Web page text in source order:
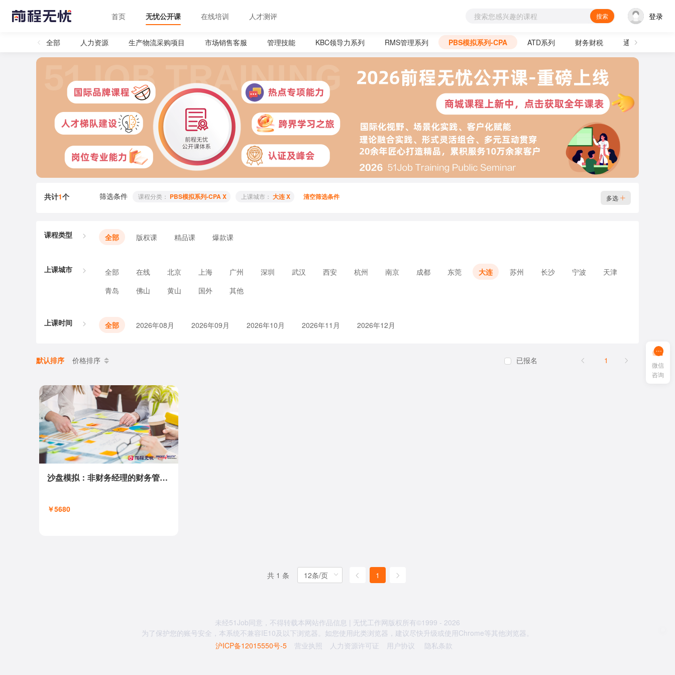
首页 无忧公开课 在线培训 人才测评 搜索 登录
全部 人力资源 生产物流采购项目 市场销售客服 管理技能 KBC领导力系列 RMS管理系列 PBS模拟系列-CPA ATD系列 财务财税 通用技能
共计1个 筛选条件 课程分类： PBS模拟系列-CPA X 上课城市： 大连 X 清空筛选条件 多选
课程类型 全部 版权课 精品课 爆款课
上课城市 全部 在线 北京 上海 广州 深圳 武汉 西安 杭州 南京 成都 东莞 大连 苏州 长沙 宁波
天津
青岛
佛山 黄山 国外 其他
上课时间 全部 2026年08月 2026年09月 2026年10月 2026年11月 2026年12月
默认排序 价格排序 已报名 1
沙盘模拟：非财务经理的财务管理CPA
￥5680
共 1 条 1
未经51Job同意，不得转载本网站作品信息 | 无忧工作网版权所有©1999 - 2026
为了保护您的账号安全，本系统不兼容IE10及以下浏览器。如您使用此类浏览器，建议尽快升级或使用Chrome等其他浏览器。
沪ICP备12015550号-5
营业执照 人力资源许可证 用户协议 隐私条款
微信
咨询